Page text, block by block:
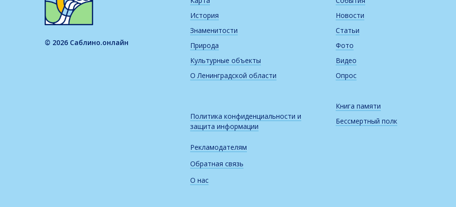
© 2026 Саблино.онлайн
История
Знаменитости
Природа
Культурные объекты
О Ленинградской области
Политика конфиденциальности и
защита информации
Рекламодателям
Обратная связь
О нас
Новости
Статьи
Фото
Видео
Опрос
Книга памяти
Бессмертный полк